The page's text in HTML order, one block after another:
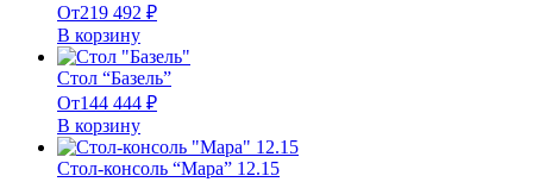
От219 492 ₽
В корзину
Стол “Базель”
От144 444 ₽
В корзину
Стол-консоль “Мара” 12.15